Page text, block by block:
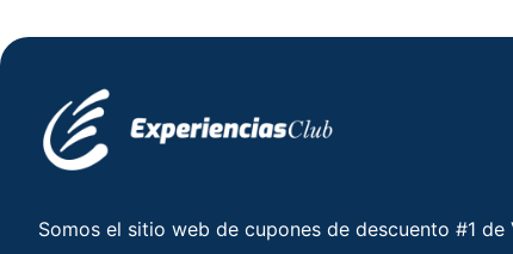
Somos el sitio web de cupones de descuento #1 de